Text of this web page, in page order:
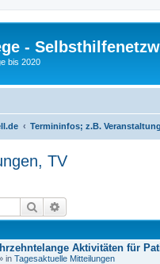
-
bis 2020
Termininfos; z.B.
TV
Suche
Aktivitäten für
in Tagesaktuelle Mitteilungen